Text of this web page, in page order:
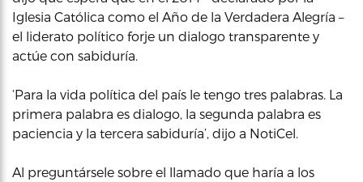
Iglesia Católica como el Año de la Verdadera Alegría –
el liderato político forje un dialogo transparente y
actúe con sabiduría.
‘Para la vida política del país le tengo tres palabras. La
primera palabra es dialogo, la segunda palabra es
paciencia y la tercera sabiduría’, dijo a NotiCel.
Al preguntársele sobre el llamado que haría a los